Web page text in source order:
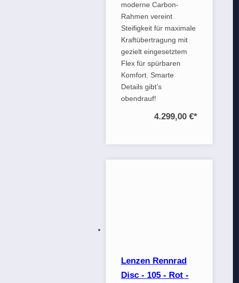
moderne Carbon-
Rahmen vereint
Steifigkeit für maximale
Kraftübertragung mit
gezielt eingesetztem
Flex für spürbaren
Komfort. Smarte
Details gibt’s
obendrauf!
4.299,00 €*
Lenzen Rennrad
Disc - 105 - Rot -